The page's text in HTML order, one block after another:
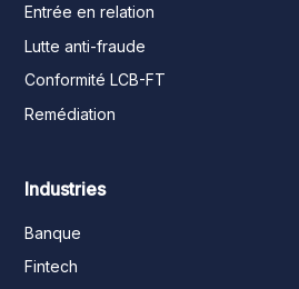
Entrée en relation
Lutte anti-fraude
Conformité LCB-FT
Remédiation
Industries
Banque
Fintech